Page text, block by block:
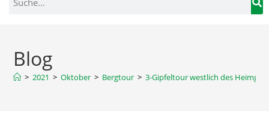
Blog
> 2021 > Oktober > Bergtour > 3-Gipfeltour westlich des